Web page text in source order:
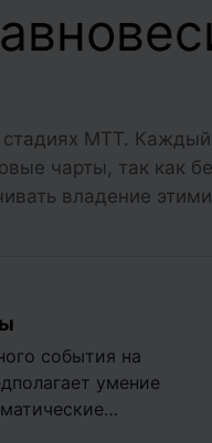
стадиях МТТ. Каждый
чарты, так как
владение этими
события на
умение